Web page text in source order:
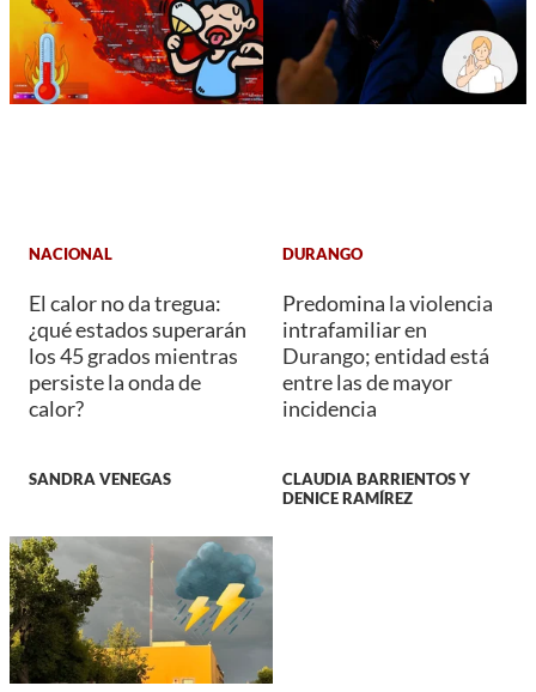
NACIONAL
El calor no da tregua:
¿qué estados superarán
los 45 grados mientras
persiste la onda de
calor?
SANDRA VENEGAS
DURANGO
Predomina la violencia
intrafamiliar en
Durango; entidad está
entre las de mayor
incidencia
CLAUDIA BARRIENTOS Y
DENICE RAMÍREZ